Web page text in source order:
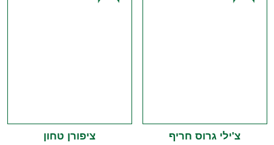
צ'ילי גרוס חריף
ציפורן טחון